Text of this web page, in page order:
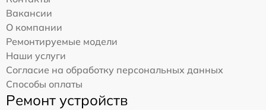
Вакансии
О компании
Ремонтируемые модели
Наши услуги
Согласие на обработку персональных данных
Способы оплаты
Ремонт устройств